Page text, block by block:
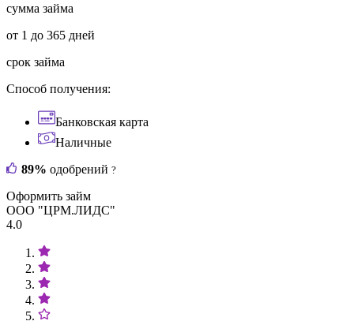
сумма займа
от 1 до 365 дней
срок займа
Способ получения:
Банковская карта
Наличные
89% одобрений ?
Оформить займ
ООО "ЦРМ.ЛИДС"
4.0